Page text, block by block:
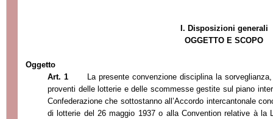
I. Disposizioni generali
OGGETTO E SCOPO
Oggetto
Art. 1
La presente convenzione disciplina la
proventi delle lotterie e delle scommesse gestite sul piano
Confederazione che sottostanno all’Accordo intercantonale
di lotterie del 26 maggio 1937 o alla Convention relative à la